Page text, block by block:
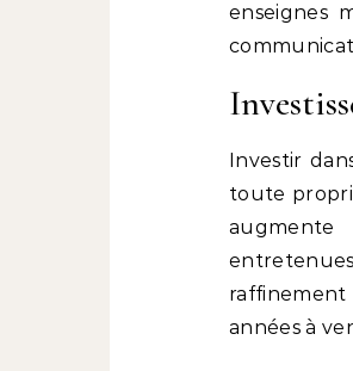
enseignes
Investir
toute
augmente
années à